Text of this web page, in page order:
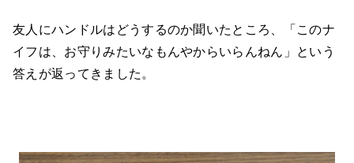
友人にハンドルはどうするのか聞いたところ、「このナ
イフは、お守りみたいなもんやからいらんねん」という
答えが返ってきました。